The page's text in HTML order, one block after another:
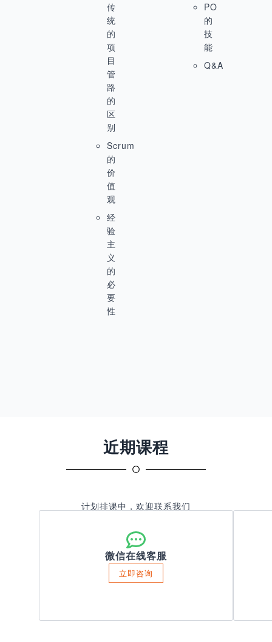
传
统
的
项
目
管
路
的
区
别
Scrum
的
价
值
观
经
验
主
义
的
必
要
性
PO
的
技
能
Q&A
近期课程
计划排课中，欢迎联系我们
微信在线客服
立即咨询